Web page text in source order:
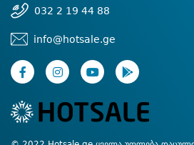
032 2 19 44 88
info@hotsale.ge